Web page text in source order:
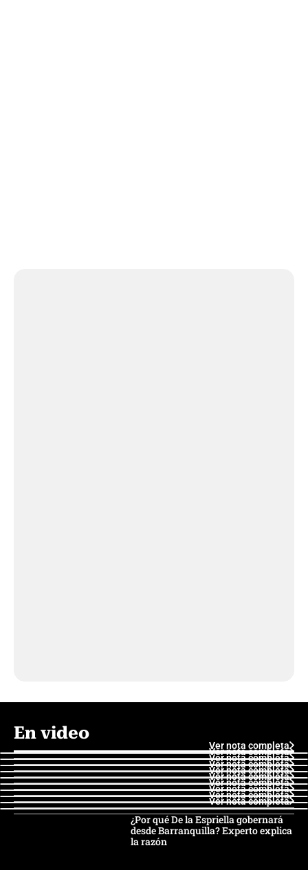
En video
Ver nota completa
Ver nota completa
Ver nota completa
Ver nota completa
Ver nota completa
Ver nota completa
Ver nota completa
Ver nota completa
Ver nota completa
Ver nota completa
¿Por qué De la Espriella gobernará
desde Barranquilla? Experto explica
la razón